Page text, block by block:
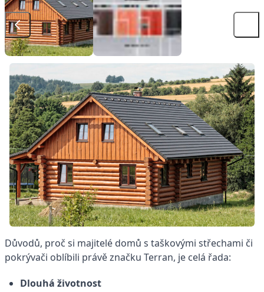
Důvodů, proč si majitelé domů s taškovými střechami či
pokrývači oblíbili právě značku Terran, je celá řada:
Dlouhá životnost